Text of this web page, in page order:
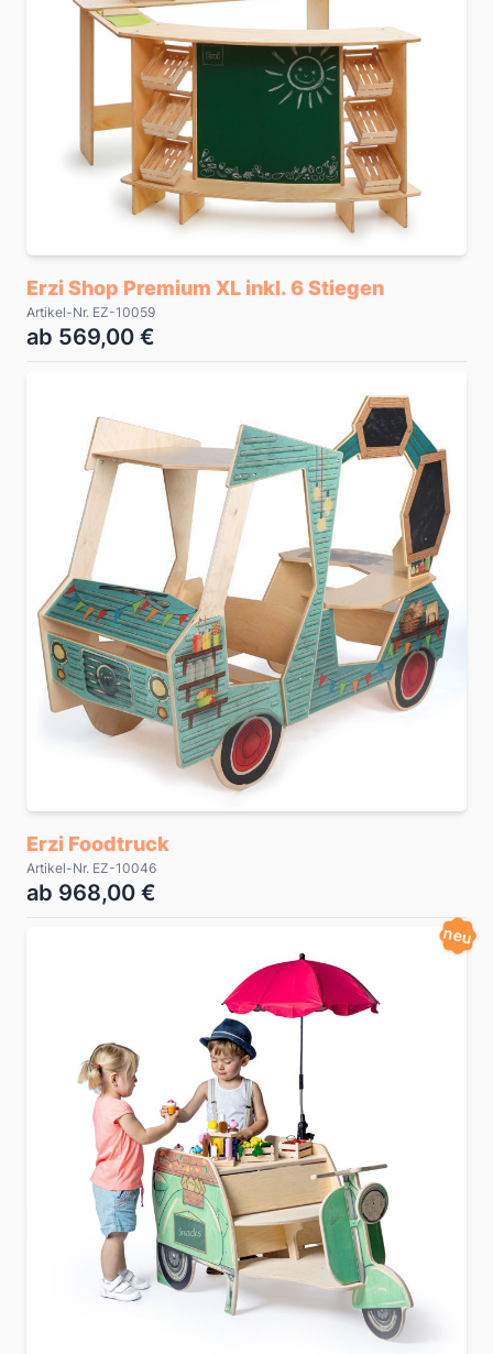
Erzi Shop Premium XL inkl. 6 Stiegen
Artikel-Nr. EZ-10059
ab 569,00 €
Erzi Foodtruck
Artikel-Nr. EZ-10046
ab 968,00 €
neu